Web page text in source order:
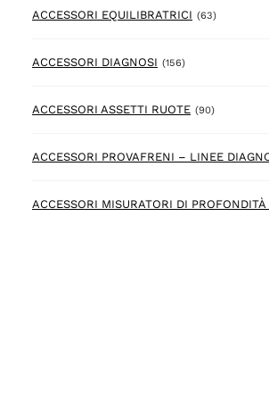
ACCESSORI EQUILIBRATRICI (63)63 prodotto
ACCESSORI DIAGNOSI (156)156 prodotto
ACCESSORI ASSETTI RUOTE (90)90 prodotto
ACCESSORI PROVAFRENI – LINEE
ACCESSORI MISURATORI DI